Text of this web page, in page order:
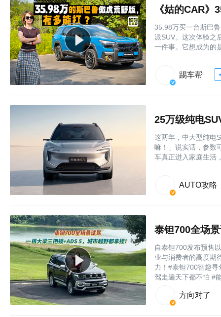
《姑的CAR
35.98万买一台斯巴
派SUV。这次体验之
一件事。它想成为的
踢车帮
25万级纯电
这两年，中大型纯电
嘛！」说实话，参数
车真正进入家庭生活
AUTO攻略
自泰钽700发布预售
业与消费者的高度期
力！#泰钽700智趣
驾走遍天下都不怕 #
方向对了